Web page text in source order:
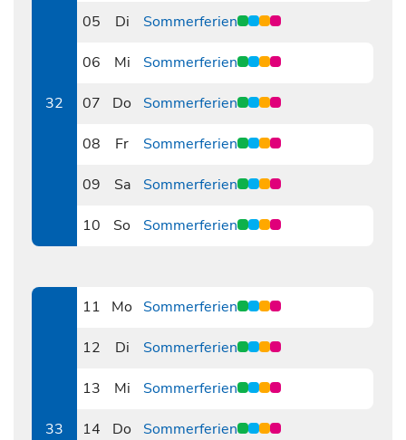
32
05
Di Sommerferien
06
Mi Sommerferien
07
Do Sommerferien
08
Fr Sommerferien
09
Sa Sommerferien
10
So Sommerferien
33
11
Mo Sommerferien
12
Di Sommerferien
13
Mi Sommerferien
14
Do Sommerferien